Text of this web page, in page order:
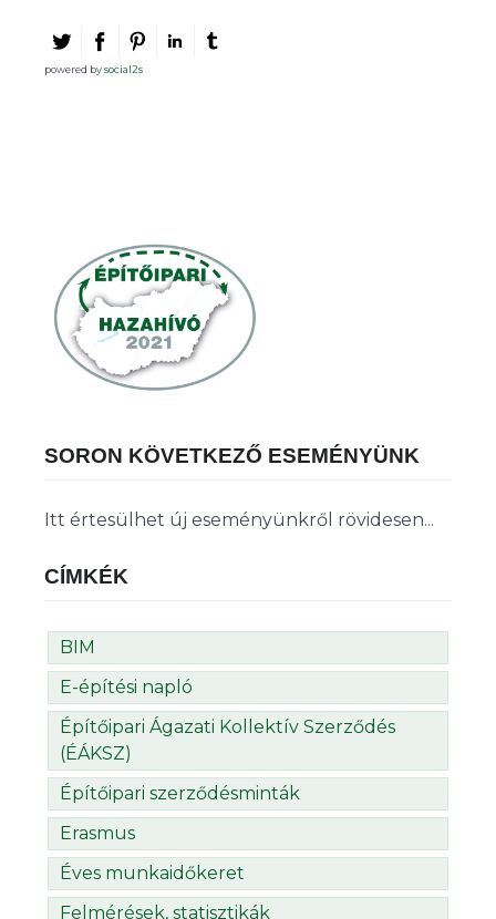
powered bysocial2s
SORON KÖVETKEZŐ ESEMÉNYÜNK
Itt értesülhet új eseményünkről rövidesen...
CÍMKÉK
BIM
E-építési napló
Építőipari Ágazati Kollektív Szerződés
(ÉÁKSZ)
Építőipari szerződésminták
Erasmus
Éves munkaidőkeret
Felmérések, statisztikák